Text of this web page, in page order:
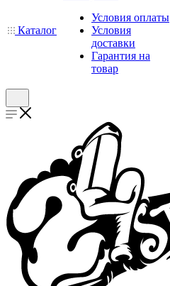
Каталог
Условия оплаты
Условия
доставки
Гарантия на
товар